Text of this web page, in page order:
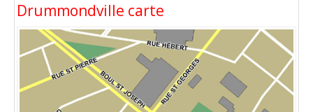
Drummondville carte